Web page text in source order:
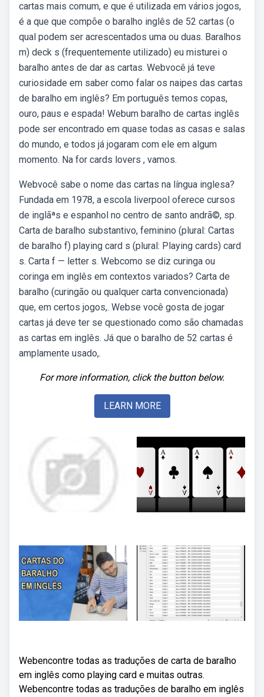
cartas mais comum, e que é utilizada em vários jogos,
é a que que compõe o baralho inglês de 52 cartas (o
qual podem ser acrescentados uma ou duas. Baralhos
m) deck s (frequentemente utilizado) eu misturei o
baralho antes de dar as cartas. Webvocê já teve
curiosidade em saber como falar os naipes das cartas
de baralho em inglês? Em português temos copas,
ouro, paus e espada! Webum baralho de cartas inglês
pode ser encontrado em quase todas as casas e salas
do mundo, e todos já jogaram com ele em algum
momento. Na for cards lovers , vamos.
Webvocê sabe o nome das cartas na língua inglesa?
Fundada em 1978, a escola liverpool oferece cursos
de inglãªs e espanhol no centro de santo andrã©, sp.
Carta de baralho substantivo, feminino (plural: Cartas
de baralho f) playing card s (plural: Playing cards) card
s. Carta f — letter s. Webcomo se diz curinga ou
coringa em inglês em contextos variados? Carta de
baralho (curingão ou qualquer carta convencionada)
que, em certos jogos,. Webse você gosta de jogar
cartas já deve ter se questionado como são chamadas
as cartas em inglês. Já que o baralho de 52 cartas é
amplamente usado,.
For more information, click the button below.
LEARN MORE
Webencontre todas as traduções de carta de baralho
em inglês como playing card e muitas outras.
Webencontre todas as traduções de baralho em inglês